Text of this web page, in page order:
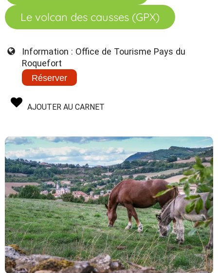
Le volcan des causses (GPX)
Information : Office de Tourisme Pays du
Roquefort
Réserver
AJOUTER AU CARNET